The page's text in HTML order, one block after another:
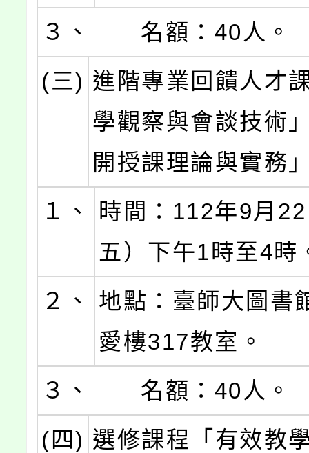
３、
名額：40人。
(三) 進階專業回饋人才
學觀察與會談技術
開授課理論與實務
１、
時間：112年9月
五）下午1時至4時
２、
地點：臺師大圖書
愛樓317教室。
３、
名額：40人。
(四) 選修課程「有效教